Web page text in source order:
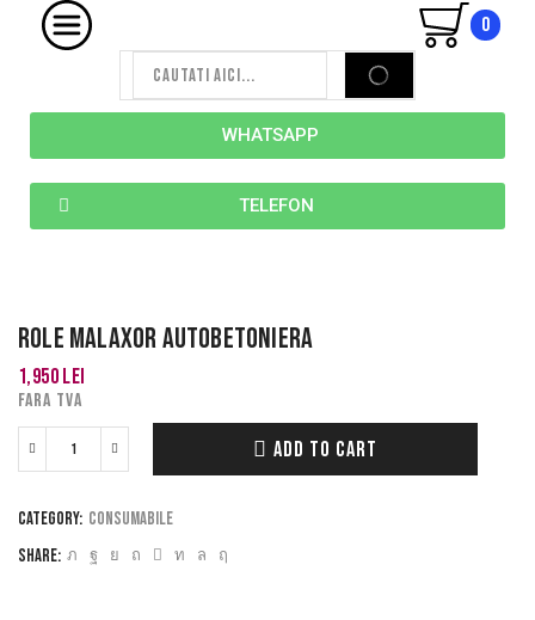
0
WHATSAPP
TELEFON
ROLE MALAXOR AUTOBETONIERA
1,950 lei
FARA TVA
ADD TO CART
Category: Consumabile
Share: